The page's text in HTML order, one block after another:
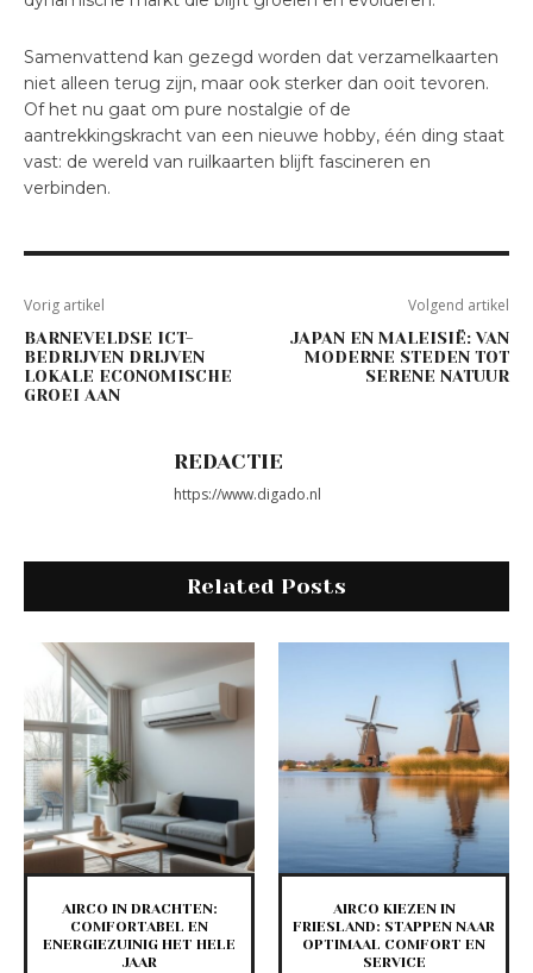
Samenvattend kan gezegd worden dat verzamelkaarten
niet alleen terug zijn, maar ook sterker dan ooit tevoren.
Of het nu gaat om pure nostalgie of de
aantrekkingskracht van een nieuwe hobby, één ding staat
vast: de wereld van ruilkaarten blijft fascineren en
verbinden.
Vorig artikel
BARNEVELDSE ICT-
BEDRIJVEN DRIJVEN
LOKALE ECONOMISCHE
GROEI AAN
Volgend artikel
JAPAN EN MALEISIË: VAN
MODERNE STEDEN TOT
SERENE NATUUR
REDACTIE
https://www.digado.nl
Related Posts
AIRCO IN DRACHTEN:
COMFORTABEL EN
ENERGIEZUINIG HET HELE
JAAR
AIRCO KIEZEN IN
FRIESLAND: STAPPEN NAAR
OPTIMAAL COMFORT EN
SERVICE